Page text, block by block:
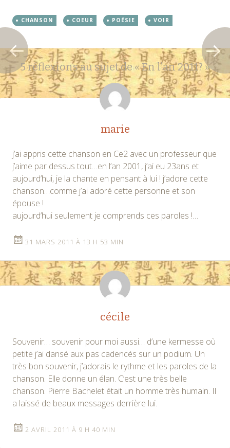
CHANSON COEUR POÉSIE VOIR
Navigation
des
articles
←
→
5 réflexions au sujet de «En l’an 2011? »
marie
j’ai appris cette chanson en Ce2 avec un professeur que
j’aime par dessus tout…en l’an 2001, j’ai eu 23ans et
aujourd’hui, je la chante en pensant à lui ! j’adore cette
chanson…comme j’ai adoré cette personne et son
épouse !
aujourd’hui seulement je comprends ces paroles !…
31 MARS 2011 À 13 H 53 MIN
cécile
Souvenir… souvenir pour moi aussi… d’une kermesse où
petite j’ai dansé aux pas cadencés sur un podium. Un
très bon souvenir, j’adorais le rythme et les paroles de la
chanson. Elle donne un élan. C’est une très belle
chanson. Pierre Bachelet était un homme très humain. Il
a laissé de beaux messages derrière lui.
2 AVRIL 2011 À 9 H 40 MIN